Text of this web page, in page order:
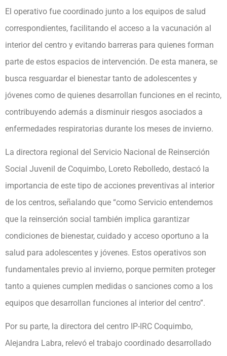
El operativo fue coordinado junto a los equipos de salud
correspondientes, facilitando el acceso a la vacunación al
interior del centro y evitando barreras para quienes forman
parte de estos espacios de intervención. De esta manera, se
busca resguardar el bienestar tanto de adolescentes y
jóvenes como de quienes desarrollan funciones en el recinto,
contribuyendo además a disminuir riesgos asociados a
enfermedades respiratorias durante los meses de invierno.
La directora regional del Servicio Nacional de Reinserción
Social Juvenil de Coquimbo, Loreto Rebolledo, destacó la
importancia de este tipo de acciones preventivas al interior
de los centros, señalando que “como Servicio entendemos
que la reinserción social también implica garantizar
condiciones de bienestar, cuidado y acceso oportuno a la
salud para adolescentes y jóvenes. Estos operativos son
fundamentales previo al invierno, porque permiten proteger
tanto a quienes cumplen medidas o sanciones como a los
equipos que desarrollan funciones al interior del centro”.
Por su parte, la directora del centro IP-IRC Coquimbo,
Alejandra Labra, relevó el trabajo coordinado desarrollado